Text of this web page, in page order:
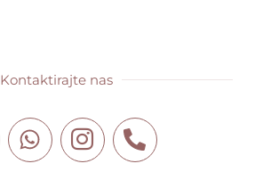
Kontaktirajte nas
W
h
I
c
P
h